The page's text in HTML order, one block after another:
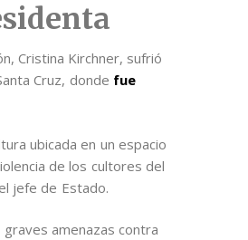
Cristina Kirchner, sufrió
Cruz, donde fue
ubicada en un espacio
de los cultores del
jefe de Estado.
graves amenazas contra